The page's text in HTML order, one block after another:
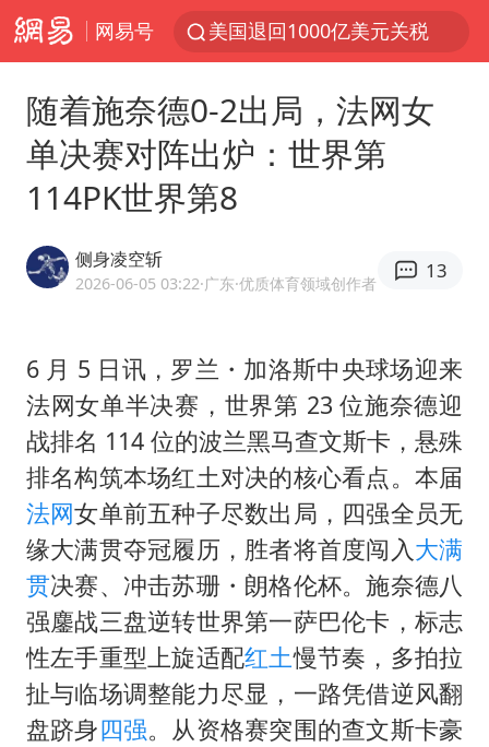
网易号
逃犯看演唱会 刚出地铁就被逮住
弹药库存告急 美军补货难
38岁山东财大教授刘海明逝世
FIFA官方支持因凡蒂诺
陕西柞水遭遇暴雨五千余户群众转移
人贩子“梅姨”真名谢家梅
如何把百年大党建设得更加坚强有力
被妻子举报丈夫与情人一审获刑1年
多专业取消艺考 文化工作者要有文化
22岁女生南太行山失联已超十天
总书记关心百姓身边这些民生大事
随着施奈德0-2出局，法网女
单决赛对阵出炉：世界第
114PK世界第8
侧身凌空斩
2026-06-05 03:22·广东·优质体育领域创作者
13
6 月 5 日讯，罗兰・加洛斯中央球场迎来
法网女单半决赛，世界第 23 位施奈德迎
战排名 114 位的波兰黑马查文斯卡，悬殊
排名构筑本场红土对决的核心看点。本届
法网女单前五种子尽数出局，四强全员无
缘大满贯夺冠履历，胜者将首度闯入大满
贯决赛、冲击苏珊・朗格伦杯。施奈德八
强鏖战三盘逆转世界第一萨巴伦卡，标志
性左手重型上旋适配红土慢节奏，多拍拉
扯与临场调整能力尽显，一路凭借逆风翻
盘跻身四强。从资格赛突围的查文斯卡豪